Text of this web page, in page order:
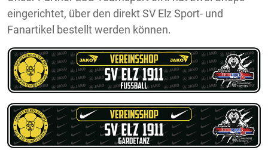
eingerichtet, über den direkt SV Elz Sport- und
Fanartikel bestellt werden können.